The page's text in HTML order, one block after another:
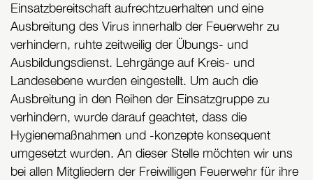
Einsatzbereitschaft aufrechtzuerhalten und eine
Ausbreitung des Virus innerhalb der Feuerwehr zu
verhindern, ruhte zeitweilig der Übungs- und
Ausbildungsdienst. Lehrgänge auf Kreis- und
Landesebene wurden eingestellt. Um auch die
Ausbreitung in den Reihen der Einsatzgruppe zu
verhindern, wurde darauf geachtet, dass die
Hygienemaßnahmen und -konzepte konsequent
umgesetzt wurden. An dieser Stelle möchten wir uns
bei allen Mitgliedern der Freiwilligen Feuerwehr für ihre